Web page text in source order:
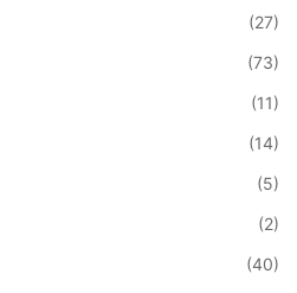
(27)
(73)
(11)
(14)
(5)
(2)
(40)